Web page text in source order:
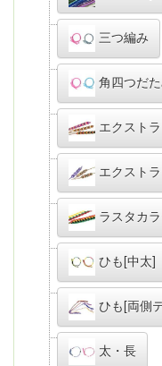
三つ編み
角四つだ
エクスト
エクスト
ラスタカ
ひも[中太]
ひも[両側
太・長